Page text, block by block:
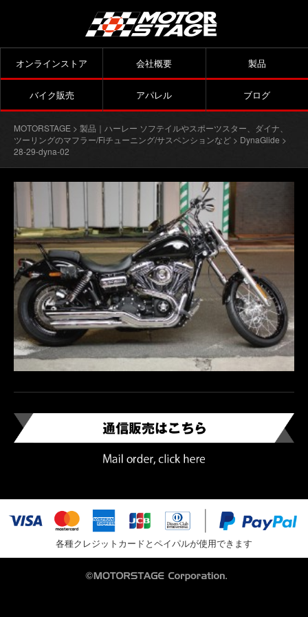
オンラインストア 会社概要 製品
バイク販売 アパレル ブログ
MOTORSTAGE > 製品｜ハーレー ソフテイルやスポーツスター、ダイナ、
ツーリングのマフラー/Fiチューニング/サスペンションなど > DynaGlide >
28-29-dyna-02
各種クレジットカードとペイパルが使用できます